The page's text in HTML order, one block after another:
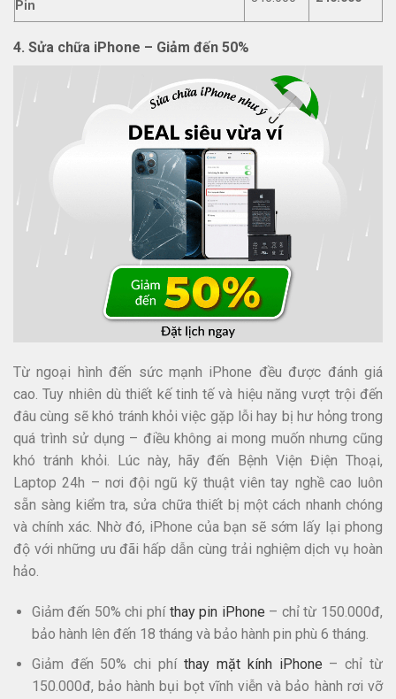
Pin
4. Sửa chữa iPhone – Giảm đến 50%
Từ ngoại hình đến sức mạnh iPhone đều được đánh giá
cao. Tuy nhiên dù thiết kế tinh tế và hiệu năng vượt trội đến
đâu cùng sẽ khó tránh khỏi việc gặp lỗi hay bị hư hỏng trong
quá trình sử dụng – điều không ai mong muốn nhưng cũng
khó tránh khỏi. Lúc này, hãy đến Bệnh Viện Điện Thoại,
Laptop 24h – nơi đội ngũ kỹ thuật viên tay nghề cao luôn
sẵn sàng kiểm tra, sửa chữa thiết bị một cách nhanh chóng
và chính xác. Nhờ đó, iPhone của bạn sẽ sớm lấy lại phong
độ với những ưu đãi hấp dẫn cùng trải nghiệm dịch vụ hoàn
hảo.
Giảm đến 50% chi phíthay pin iPhone – chỉ từ 150.000đ,
bảo hành lên đến 18 tháng và bảo hành pin phù 6 tháng.
Giảm đến 50% chi phíthay mặt kính iPhone – chỉ từ
150.000đ, bảo hành bụi bọt vĩnh viễn và bảo hành rơi vỡ